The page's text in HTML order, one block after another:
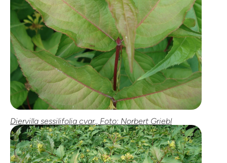
Diervilla sessilifolia cvar., Foto: Norbert Griebl